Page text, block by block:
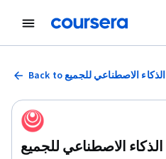
Back to الذكاء الاصطناعي للجميع
الذكاء الاصطناعي للجميع